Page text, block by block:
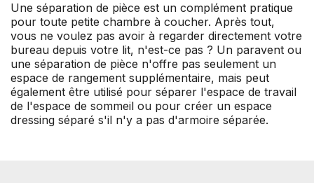
Une séparation de pièce est un complément pratique
pour toute petite chambre à coucher. Après tout,
vous ne voulez pas avoir à regarder directement votre
bureau depuis votre lit, n'est-ce pas ? Un paravent ou
une séparation de pièce n'offre pas seulement un
espace de rangement supplémentaire, mais peut
également être utilisé pour séparer l'espace de travail
de l'espace de sommeil ou pour créer un espace
dressing séparé s'il n'y a pas d'armoire séparée.